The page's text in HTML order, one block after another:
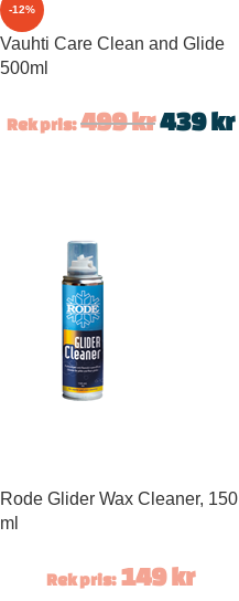
-12%
Vauhti Care Clean and Glide
500ml
Rek pris: 499kr439kr
Rode Glider Wax Cleaner, 150
ml
Rek pris: 149kr